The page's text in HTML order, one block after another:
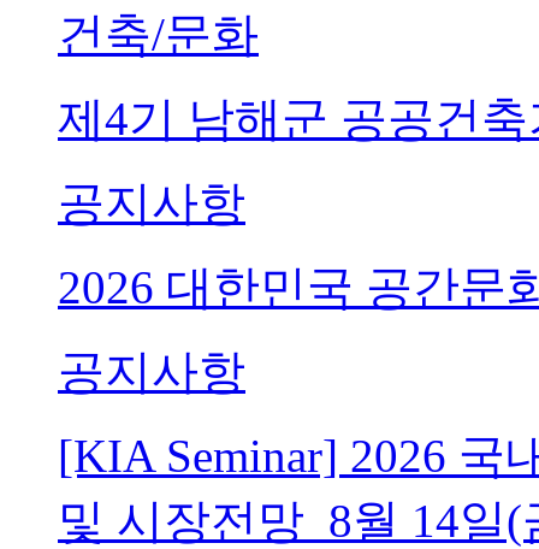
건축/문화
제4기 남해군 공공건
공지사항
2026 대한민국 공간문
공지사항
[KIA Seminar] 2026 국
및 시장전망_8월 14일(